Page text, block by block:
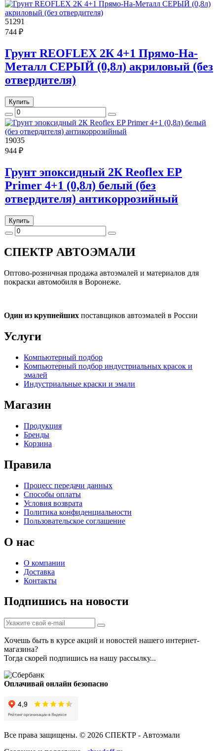
51291
744 ₽
Грунт REOFLEX 2К 4+1 Прямо-На-
Металл СЕРЫЙ (0,8л) акриловый (без
отвердителя)
Купить
19035
944 ₽
Грунт эпоксидный 2К Reoflex EP
Primer 4+1 (0,8л) белый (без
отвердителя) антикоррозийный
Купить
СПЕКТР АВТОЭМАЛИ
Оптово-розничная продажа автоэмалей и материалов для
покраски автомобиля в Воронеже.
Один из крупнейших поставщиков автоэмалей в России
Услуги
Компьютерный подбор
Компьютерный подбор индустриальных красок и
эмалей
Индустриальные краски и эмали
Магазин
Продукция
Бренды
Корзина
Правила
Процесс передачи данных
Способы оплаты
Условия возврата
Политика конфиденциальности
Пользовательское соглашение
О нас
О компании
Доставка
Контакты
Подпишись на новости
Хочешь быть в курсе акций и новостей нашего интернет-
магазина?
Тогда скорей подпишись на нашу рассылку...
Оплачивай онлайн безопасно
Все права защищены. © 2026 СПЕКТР - Автоэмали